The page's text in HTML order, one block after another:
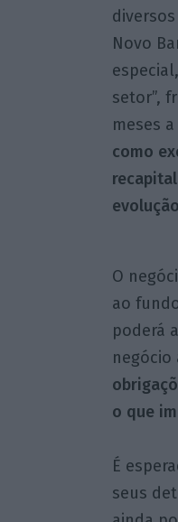
Novo
setor”,
meses
como
O
ao
poderá
negócio
o que
É
seus